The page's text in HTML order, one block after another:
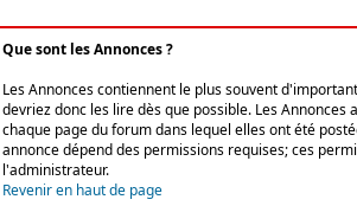
Que sont les Annonces ?
Les Annonces contiennent le plus souvent
devriez donc les lire dès que possible. Les Annonces
chaque page du forum dans lequel elles ont été
annonce dépend des permissions requises; ces
l'administrateur.
Revenir en haut de page